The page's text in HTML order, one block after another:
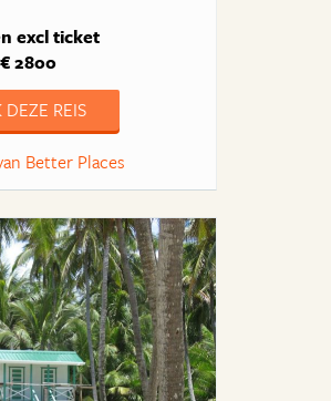
excl ticket
€ 2800
DEZE REIS
Better Places